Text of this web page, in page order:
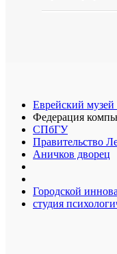
Еврейский музей
Федерация
СПбГУ
Правительство
Аничков дворец
Городской
студия